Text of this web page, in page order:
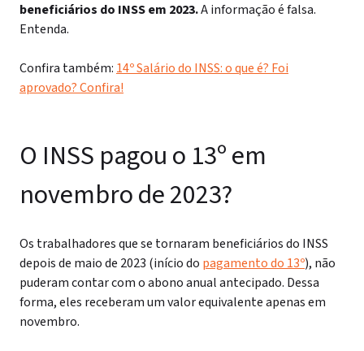
beneficiários do INSS em 2023.A informação é falsa.
Entenda.
Confira também: 14º Salário do INSS: o que é? Foi
aprovado? Confira!
O INSS pagou o 13º em
novembro de 2023?
Os trabalhadores que se tornaram beneficiários do INSS
depois de maio de 2023 (início do pagamento do 13º), não
puderam contar com o abono anual antecipado. Dessa
forma, eles receberam um valor equivalente apenas em
novembro.